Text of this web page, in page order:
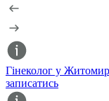
Гінеколог у
записатись